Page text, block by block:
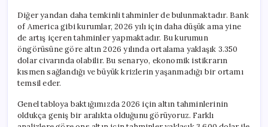
Diğer yandan daha temkinli tahminler de bulunmaktadır. Bank
of America gibi kurumlar, 2026 yılı için daha düşük ama yine
de artış içeren tahminler yapmaktadır. Bu kurumun
öngörüsüne göre altın 2026 yılında ortalama yaklaşık 3.350
dolar civarında olabilir. Bu senaryo, ekonomik istikrarın
kısmen sağlandığı ve büyük krizlerin yaşanmadığı bir ortamı
temsil eder.
Genel tabloya baktığımızda 2026 için altın tahminlerinin
oldukça geniş bir aralıkta olduğunu görüyoruz. Farklı